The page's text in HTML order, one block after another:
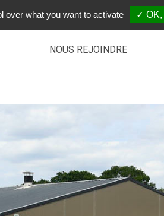
NOUS REJOINDRE
over what you want to activate ✓ OK,